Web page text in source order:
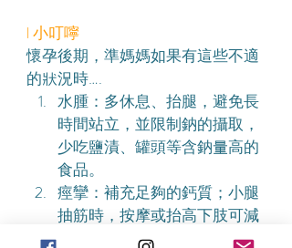
l 小叮嚀
懷孕後期，準媽媽如果有這些不適
的狀況時….
水腫：多休息、抬腿，避免長
時間站立，並限制鈉的攝取，
少吃鹽漬、罐頭等含鈉量高的
食品。
痙攣：補充足夠的鈣質；小腿
抽筋時，按摩或抬高下肢可減